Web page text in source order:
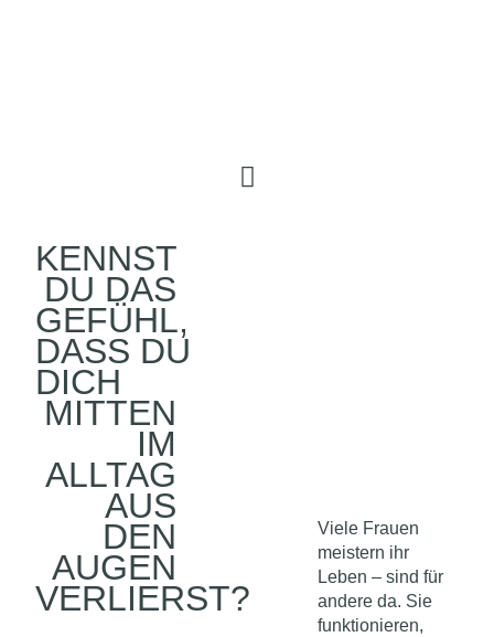
Viele Frauen
meistern ihr
Leben – sind für
andere da. Sie
funktionieren,
KENNST
DU DAS
GEFÜHL,
DASS DU
DICH
MITTEN
IM
ALLTAG
AUS
DEN
AUGEN
VERLIERST?